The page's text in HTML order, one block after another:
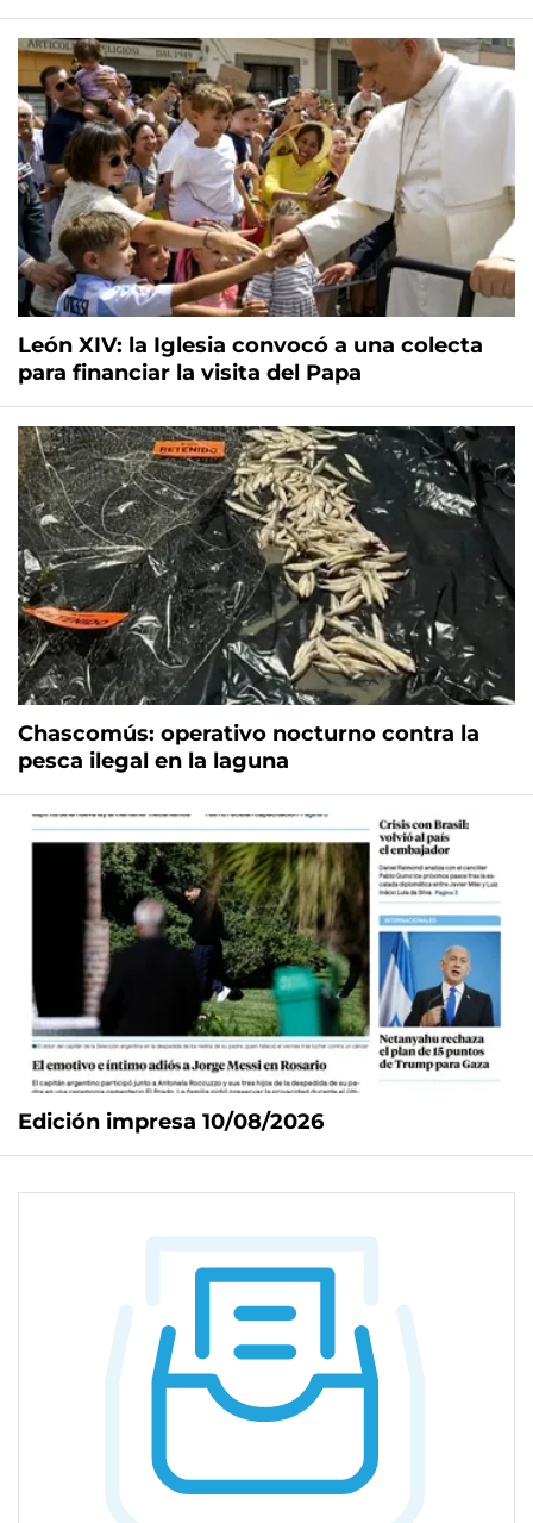
León XIV: la Iglesia convocó a una colecta
para financiar la visita del Papa
Chascomús: operativo nocturno contra la
pesca ilegal en la laguna
Edición impresa 10/08/2026